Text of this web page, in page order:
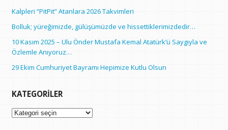
Kalpleri “PitPit” Atanlara 2026 Takvimleri
Bolluk; yüreğimizde, gülüşümüzde ve hissettiklerimizdedir…
10 Kasım 2025 – Ulu Önder Mustafa Kemal Atatürk’ü Saygıyla ve
Özlemle Anıyoruz…
29 Ekim Cumhuriyet Bayramı Hepimize Kutlu Olsun
KATEGORILER
Kategoriler